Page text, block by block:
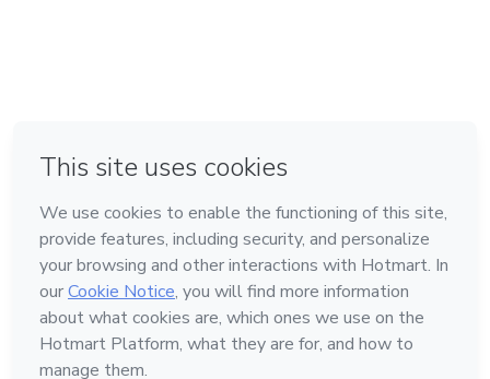
Feito com ❤ na Cidade do México
Conheça a Hotmart
Idioma
Português